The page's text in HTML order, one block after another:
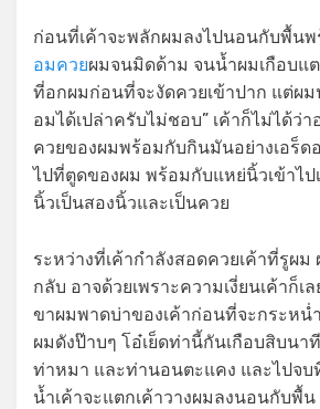
ก่อนที่เค้าจะพลักผมลงไปนอนกับพื้น
อมควยผมจนมิดด้าม จนน้ำผมเกือบแ
ที่อกผมก่อนที่จะงัดควยเข้าปาก แต่ผม
อมได้เปล่าครับไม่ชอบ” เค้าก็ไม่ได้ว่า
ควยของผมพร้อมกับกินมันอย่างเอร็ด
ไปที่ตูดของผม พร้อมกับแหย่นิ้วเข้าไป
นิ้วเป็นสองนิ้วและเป็นควย
ระหว่างที่เค้ากำลังสอดควยเค้าที่รูผม
กลับ อาจด้วยเพราะความเงี่ยนเค้าก็เ
ขาผมพาดบ่าของเค้าก่อนที่จะกระหน่
ผมดังป๊าบๆ โอ๋เย็ดท่านี้กันเกือบสิบนา
ท่าหมา และท่านอนตะแคง และไปจ
น้ำเค้าจะแตกเค้าวางผมลงนอนกับพื้